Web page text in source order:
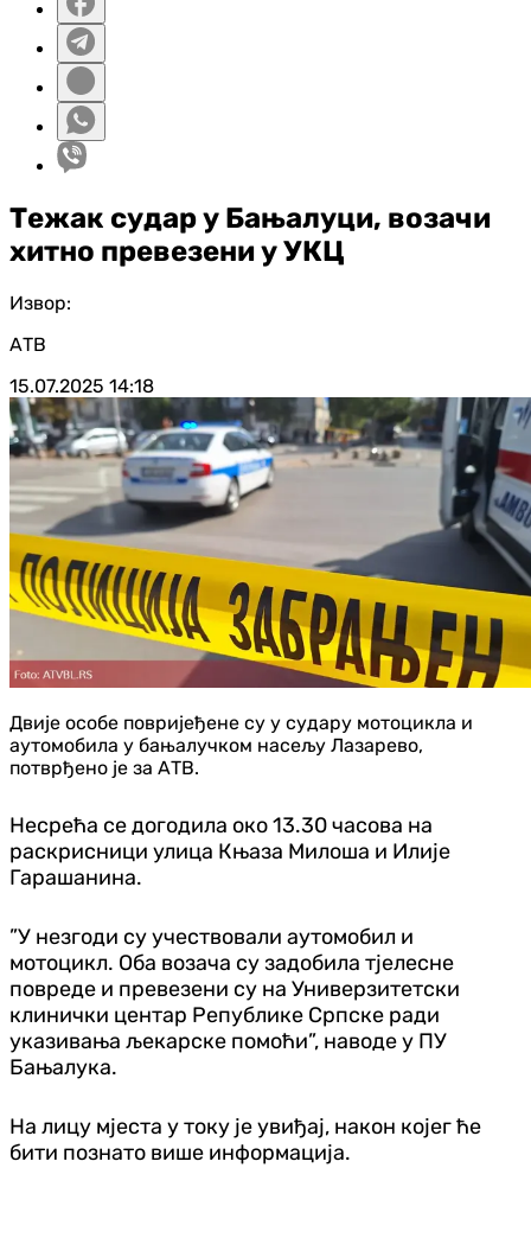
Тежак судар у Бањалуци, возачи
хитно превезени у УКЦ
Извор:
АТВ
15.07.2025 14:18
Двије особе повријеђене су у судару мотоцикла и
аутомобила у бањалучком насељу Лазарево,
потврђено је за АТВ.
Несрећа се догодила око 13.30 часова на
раскрисници улица Књаза Милоша и Илије
Гарашанина.
”У незгоди су учествовали аутомобил и
мотоцикл. Оба возача су задобила тјелесне
повреде и превезени су на Универзитетски
клинички центар Републике Српске ради
указивања љекарске помоћи”, наводе у ПУ
Бањалука.
На лицу мјеста у току је увиђај, након којег ће
бити познато више информација.